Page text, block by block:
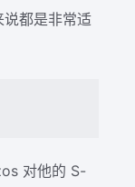
都是非常适
对他的 S-